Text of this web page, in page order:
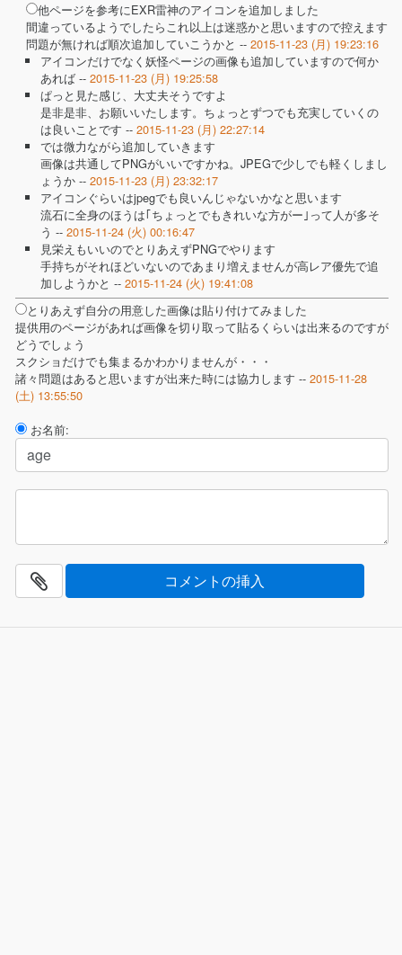
他ページを参考にEXR雷神のアイコンを追加しました
間違っているようでしたらこれ以上は迷惑かと思いますので控えます
問題が無ければ順次追加していこうかと -- 2015-11-23 (月) 19:23:16
アイコンだけでなく妖怪ページの画像も追加していますので何か
あれば -- 2015-11-23 (月) 19:25:58
ぱっと見た感じ、大丈夫そうですよ
是非是非、お願いいたします。ちょっとずつでも充実していくの
は良いことです -- 2015-11-23 (月) 22:27:14
では微力ながら追加していきます
画像は共通してPNGがいいですかね。JPEGで少しでも軽くしまし
ょうか -- 2015-11-23 (月) 23:32:17
アイコンぐらいはjpegでも良いんじゃないかなと思います
流石に全身のほうは｢ちょっとでもきれいな方がー｣って人が多そ
う -- 2015-11-24 (火) 00:16:47
見栄えもいいのでとりあえずPNGでやります
手持ちがそれほどいないのであまり増えませんが高レア優先で追
加しようかと -- 2015-11-24 (火) 19:41:08
とりあえず自分の用意した画像は貼り付けてみました
提供用のページがあれば画像を切り取って貼るくらいは出来るのですが
どうでしょう
スクショだけでも集まるかわかりませんが・・・
諸々問題はあると思いますが出来た時には協力します -- 2015-11-28
(土) 13:55:50
お名前: